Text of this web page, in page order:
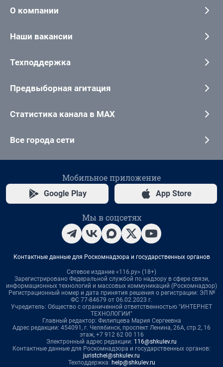
О компании
Наши вакансии
Техподдержка
Предвыборная агитация
Статистика канала в MAX
Все города сети
Мобильное приложение
Google Play App Store
Мы в соцсетях
Контактные данные для Роскомнадзора и государственных органов
Сетевое издание «116.ру» (18+)
Зарегистрировано Федеральной службой по надзору в сфере связи,
информационных технологий и массовых коммуникаций (Роскомнадзор)
Регистрационный номер и дата принятия решения о регистрации: ЭЛ №
ФС 77-84679 от 06.02.2023 г.
Учредитель: Общество с ограниченной ответственностью "ИНТЕРНЕТ
ТЕХНОЛОГИИ"
Главный редактор: Филипцева Мария Сергеевна
Адрес редакции: 454091, г. Челябинск, проспект Ленина, 26А, стр.2, 16
этаж, +7 912 62 00 116
Электронный адрес редакции: 116@shkulev.ru
Контактные данные для Роскомнадзора и государственных органов:
juristchel@shkulev.ru
Техподдержка: help@shkulev.ru